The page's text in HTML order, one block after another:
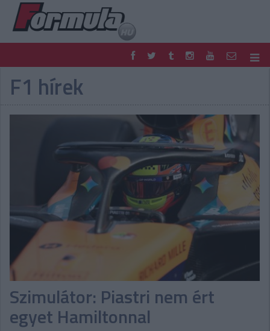
F1
FORMULA
EGYÉB
SHOP
TIPPJÁTÉK
DIGITÁLIS MAGAZIN
PONTÁLLÁSOK
VERSENYNAPTÁRAK
F1 hírek
Szimulátor: Piastri nem ért
egyet Hamiltonnal